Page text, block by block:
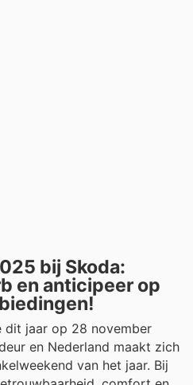
bij Skoda:
en anticipeer op
jaar op 28 november
en Nederland maakt zich
van het jaar. Bij